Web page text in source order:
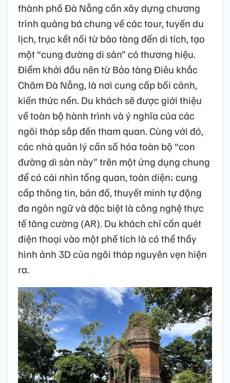
thành phố Đà Nẵng cần xây dựng chương
trình quảng bá chung về các tour, tuyến du
lịch, trục kết nối từ bảo tàng đến di tích, tạo
một “cung đường di sản” có thương hiệu.
Điểm khởi đầu nên từ Bảo tàng Điêu khắc
Chăm Đà Nẵng, là nơi cung cấp bối cảnh,
kiến thức nền. Du khách sẽ được giới thiệu
về toàn bộ hành trình và ý nghĩa của các
ngôi tháp sắp đến tham quan. Cùng với đó,
các nhà quản lý cần số hóa toàn bộ “con
đường di sản này” trên một ứng dụng chung
để có cái nhìn tổng quan, toàn diện; cung
cấp thông tin, bản đồ, thuyết minh tự động
đa ngôn ngữ và đặc biệt là công nghệ thực
tế tăng cường (AR). Du khách chỉ cần quét
điện thoại vào một phế tích là có thể thấy
hình ảnh 3D của ngôi tháp nguyên vẹn hiện
ra.